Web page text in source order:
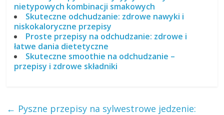
nietypowych kombinacji smakowych
Skuteczne odchudzanie: zdrowe nawyki i
niskokaloryczne przepisy
Proste przepisy na odchudzanie: zdrowe i
łatwe dania dietetyczne
Skuteczne smoothie na odchudzanie –
przepisy i zdrowe składniki
← Pyszne przepisy na sylwestrowe jedzenie: